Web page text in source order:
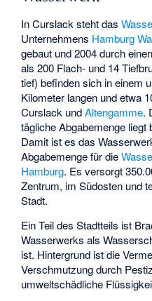
In Curslack steht das
Unternehmens Hamburg
gebaut und 2004 durch
als 200 Flach- und 14
tief) befinden sich in einem
Kilometer langen und etwa
Curslack undAltengamme.
tägliche Abgabemenge liegt
Damit ist es das
Abgabemenge für die
Hamburg. Es versorgt
Zentrum, im Südosten und
Stadt.
Ein Teil des Stadtteils ist
Wasserwerks als
ist. Hintergrund ist die
Verschmutzung durch
umweltschädliche